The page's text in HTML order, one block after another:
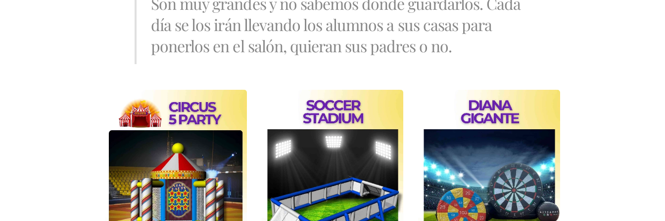
día se los irán llevando los alumnos a sus casas para
ponerlos en el salón, quieran sus padres o no.